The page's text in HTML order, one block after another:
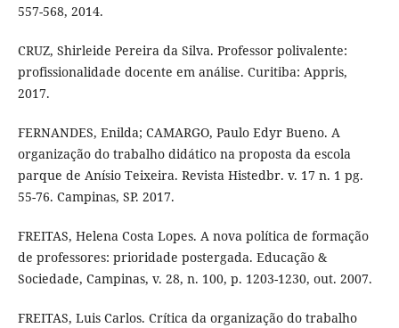
557-568, 2014.
CRUZ, Shirleide Pereira da Silva. Professor polivalente:
profissionalidade docente em análise. Curitiba: Appris,
2017.
FERNANDES, Enilda; CAMARGO, Paulo Edyr Bueno. A
organização do trabalho didático na proposta da escola
parque de Anísio Teixeira. Revista Histedbr. v. 17 n. 1 pg.
55-76. Campinas, SP. 2017.
FREITAS, Helena Costa Lopes. A nova política de formação
de professores: prioridade postergada. Educação &
Sociedade, Campinas, v. 28, n. 100, p. 1203-1230, out. 2007.
FREITAS, Luis Carlos. Crítica da organização do trabalho